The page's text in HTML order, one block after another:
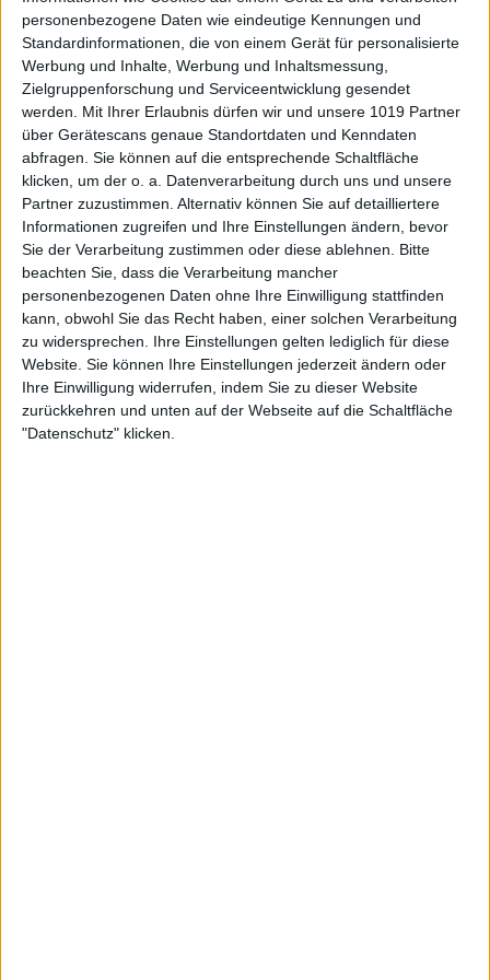
personenbezogene Daten wie eindeutige Kennungen und
Standardinformationen, die von einem Gerät für personalisierte
Werbung und Inhalte, Werbung und Inhaltsmessung,
Zielgruppenforschung und Serviceentwicklung gesendet
werden.
Mit Ihrer Erlaubnis dürfen wir und unsere 1019 Partner
über Gerätescans genaue Standortdaten und Kenndaten
abfragen. Sie können auf die entsprechende Schaltfläche
klicken, um der o. a. Datenverarbeitung durch uns und unsere
Partner zuzustimmen. Alternativ können Sie auf detailliertere
Informationen zugreifen und Ihre Einstellungen ändern, bevor
Sie der Verarbeitung zustimmen oder diese ablehnen.
Bitte
beachten Sie, dass die Verarbeitung mancher
personenbezogenen Daten ohne Ihre Einwilligung stattfinden
kann, obwohl Sie das Recht haben, einer solchen Verarbeitung
zu widersprechen. Ihre Einstellungen gelten lediglich für diese
Website. Sie können Ihre Einstellungen jederzeit ändern oder
Ihre Einwilligung widerrufen, indem Sie zu dieser Website
zurückkehren und unten auf der Webseite auf die Schaltfläche
"Datenschutz" klicken.